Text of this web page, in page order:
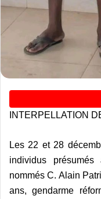
INTERPELLATION
Les 22 et 28
individus
nommés C. Alain
ans, gendarme